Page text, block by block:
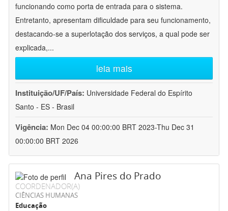
funcionando como porta de entrada para o sistema.
Entretanto, apresentam dificuldade para seu funcionamento,
destacando-se a superlotação dos serviços, a qual pode ser
explicada,...
leia mais
Instituição/UF/País: Universidade Federal do Espírito
Santo - ES - Brasil
Vigência: Mon Dec 04 00:00:00 BRT 2023-Thu Dec 31
00:00:00 BRT 2026
Ana Pires do Prado
COORDENADOR(A)
CIÊNCIAS HUMANAS
Educação